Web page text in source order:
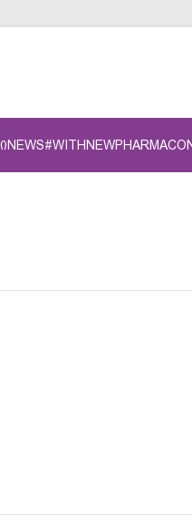
NEWS#WITHNEWPHARMA